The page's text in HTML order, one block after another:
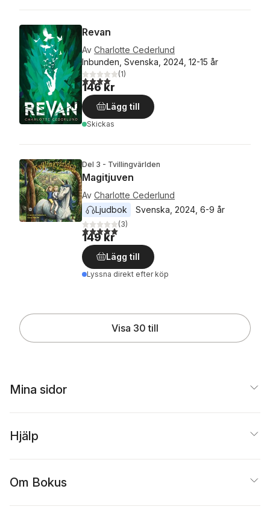
Revan
Av Charlotte Cederlund
Inbunden, Svenska, 2024, 12-15 år
4,0utav 5 stjärnor. Totalt antal röster:
(1)
146 kr
Lägg till
Skickas
Del 3 - Tvillingvärlden
Magitjuven
Av Charlotte Cederlund
Ljudbok
Svenska, 2024, 6-9 år
5,0utav 5 stjärnor. Totalt antal röster:
(3)
149 kr
Lägg till
Lyssna direkt efter köp
Visa 30 till
Mina sidor
Hjälp
Om Bokus